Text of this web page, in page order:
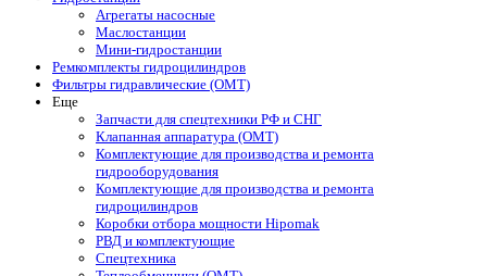
Агрегаты насосные
Маслостанции
Мини-гидростанции
Ремкомплекты гидроцилиндров
Фильтры гидравлические (OMT)
Еще
Запчасти для спецтехники РФ и СНГ
Клапанная аппаратура (OMT)
Комплектующие для производства и ремонта
гидрооборудования
Комплектующие для производства и ремонта
гидроцилиндров
Коробки отбора мощности Hipomak
РВД и комплектующие
Спецтехника